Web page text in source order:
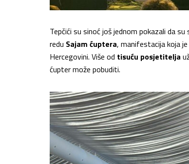
Tepčići su sinoć još jednom pokazali da
redu Sajam ćuptera, manifestacija koja
Hercegovini. Više od tisuću posjetitelja
ćupter može pobuditi.